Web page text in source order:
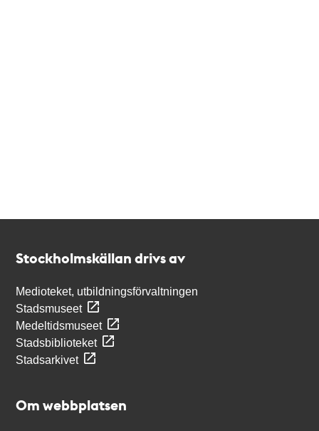
Stockholmskällan drivs av
Medioteket, utbildningsförvaltningen
Stadsmuseet
Medeltidsmuseet
Stadsbiblioteket
Stadsarkivet
Om webbplatsen